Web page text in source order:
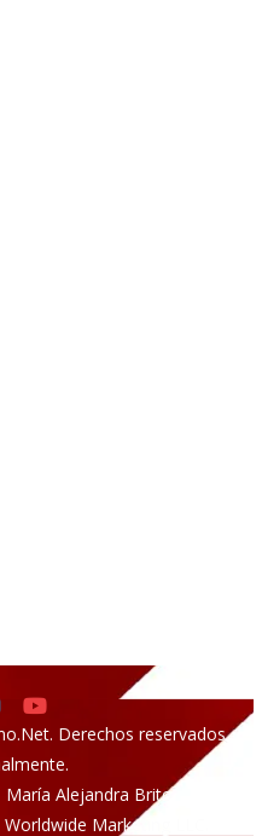
Derechos reservados
Alejandra Brito
Marketing LLC.